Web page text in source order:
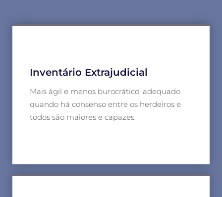
Inventário Extrajudicial
Mais ágil e menos burocrático, adequado
quando há consenso entre os herdeiros e
todos são maiores e capazes.